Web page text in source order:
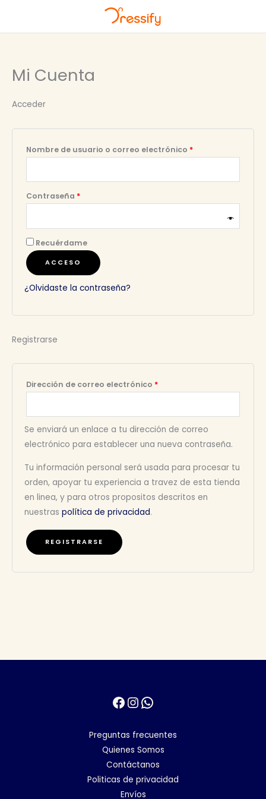
contenido
Mi Cuenta
Acceder
Nombre de usuario o correo electrónico *Obligatorio
Contraseña *Obligatorio
Recuérdame
ACCESO
¿Olvidaste la contraseña?
Registrarse
Dirección de correo electrónico *Obligatorio
Se enviará un enlace a tu dirección de correo
electrónico para establecer una nueva contraseña.
Tu información personal será usada para procesar tu
orden, apoyar tu experiencia a travez de esta tienda
en linea, y para otros propositos descritos en
nuestras política de privacidad.
REGISTRARSE
Facebook
Instagram
WhatsApp
Preguntas frecuentes
Quienes Somos
Contáctanos
Politicas de privacidad
Envíos